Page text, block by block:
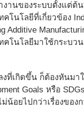
งานของระบบตั้งแต่ต้
โนโลยีที่เกี่ยวข้อง
Additive
คโนโลยีมาใช้กระบว
เกิดขึ้น ก็ต้องหันมาใ
Goals หรือ
น้อยไปกว่าเรื่องของ